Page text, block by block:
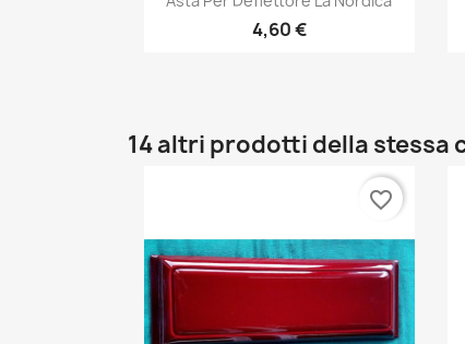
4,60 €
14 altri prodotti della stessa
favorite_border